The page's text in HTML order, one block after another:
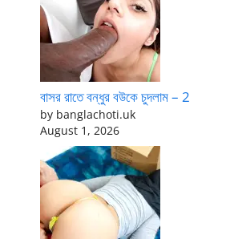
বাসর রাতে বন্ধুর বউকে চুদলাম – 2
by banglachoti.uk
August 1, 2026